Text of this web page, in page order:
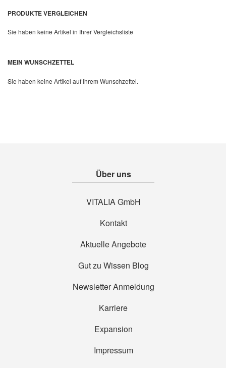
Quickview
PRODUKTE VERGLEICHEN
Sie haben keine Artikel in Ihrer Vergleichsliste
MEIN WUNSCHZETTEL
Sie haben keine Artikel auf Ihrem Wunschzettel.
Über uns
VITALIA GmbH
Kontakt
Aktuelle Angebote
Gut zu Wissen Blog
Newsletter Anmeldung
Karriere
Expansion
Impressum